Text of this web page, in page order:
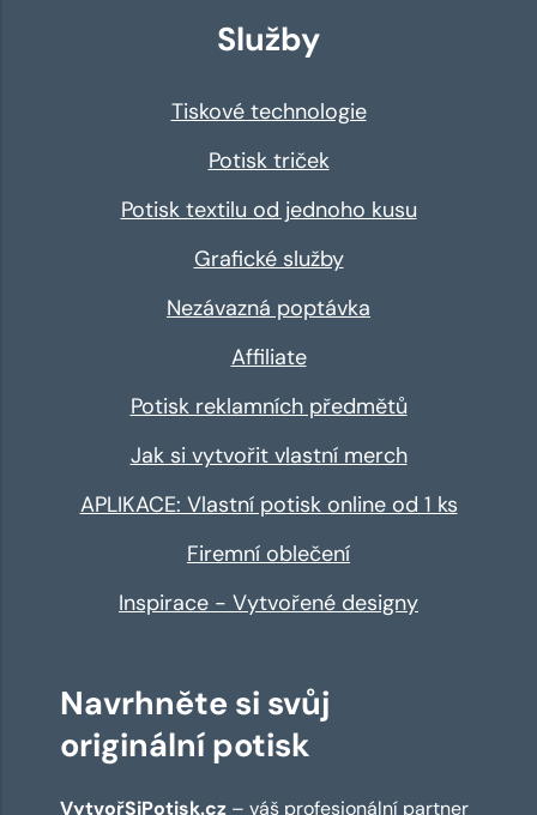
Služby
Tiskové technologie
Potisk triček
Potisk textilu od jednoho kusu
Grafické služby
Nezávazná poptávka
Affiliate
Potisk reklamních předmětů
Jak si vytvořit vlastní merch
APLIKACE: Vlastní potisk online od 1 ks
Firemní oblečení
Inspirace - Vytvořené designy
Navrhněte si svůj
originální potisk
VytvořSiPotisk.cz – váš profesionální partner